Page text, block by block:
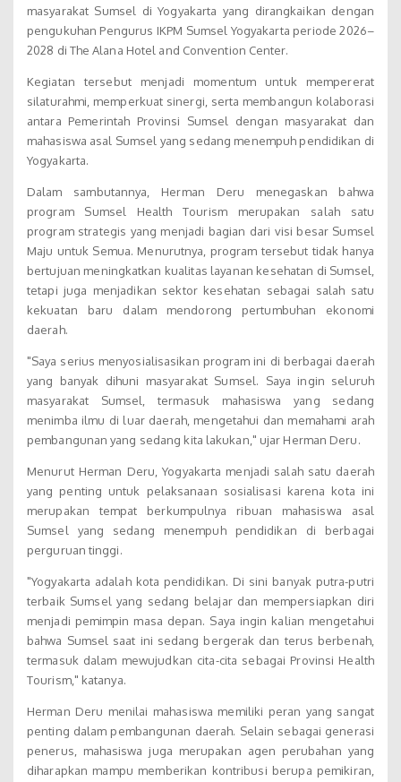
masyarakat Sumsel di Yogyakarta yang dirangkaikan dengan
pengukuhan Pengurus IKPM Sumsel Yogyakarta periode 2026–
2028 di The Alana Hotel and Convention Center.
Kegiatan tersebut menjadi momentum untuk mempererat
silaturahmi, memperkuat sinergi, serta membangun kolaborasi
antara Pemerintah Provinsi Sumsel dengan masyarakat dan
mahasiswa asal Sumsel yang sedang menempuh pendidikan di
Yogyakarta.
Dalam sambutannya, Herman Deru menegaskan bahwa
program Sumsel Health Tourism merupakan salah satu
program strategis yang menjadi bagian dari visi besar Sumsel
Maju untuk Semua. Menurutnya, program tersebut tidak hanya
bertujuan meningkatkan kualitas layanan kesehatan di Sumsel,
tetapi juga menjadikan sektor kesehatan sebagai salah satu
kekuatan baru dalam mendorong pertumbuhan ekonomi
daerah.
"Saya serius menyosialisasikan program ini di berbagai daerah
yang banyak dihuni masyarakat Sumsel. Saya ingin seluruh
masyarakat Sumsel, termasuk mahasiswa yang sedang
menimba ilmu di luar daerah, mengetahui dan memahami arah
pembangunan yang sedang kita lakukan," ujar Herman Deru.
Menurut Herman Deru, Yogyakarta menjadi salah satu daerah
yang penting untuk pelaksanaan sosialisasi karena kota ini
merupakan tempat berkumpulnya ribuan mahasiswa asal
Sumsel yang sedang menempuh pendidikan di berbagai
perguruan tinggi.
"Yogyakarta adalah kota pendidikan. Di sini banyak putra-putri
terbaik Sumsel yang sedang belajar dan mempersiapkan diri
menjadi pemimpin masa depan. Saya ingin kalian mengetahui
bahwa Sumsel saat ini sedang bergerak dan terus berbenah,
termasuk dalam mewujudkan cita-cita sebagai Provinsi Health
Tourism," katanya.
Herman Deru menilai mahasiswa memiliki peran yang sangat
penting dalam pembangunan daerah. Selain sebagai generasi
penerus, mahasiswa juga merupakan agen perubahan yang
diharapkan mampu memberikan kontribusi berupa pemikiran,